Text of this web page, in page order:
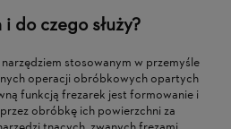
do czego służy?
stosowanym w przemyśle
operacji obróbkowych opartych
funkcją frezarek jest formowanie i
obróbkę ich powierzchni za